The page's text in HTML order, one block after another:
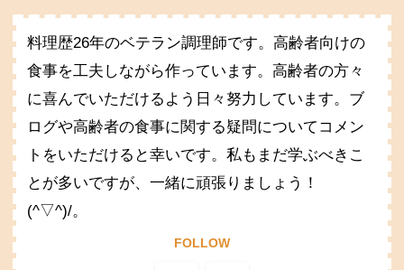
料理歴26年のベテラン調理師です。高齢者向けの
食事を工夫しながら作っています。高齢者の方々
に喜んでいただけるよう日々努力しています。ブ
ログや高齢者の食事に関する疑問についてコメン
トをいただけると幸いです。私もまだ学ぶべきこ
とが多いですが、一緒に頑張りましょう！
(^▽^)/。
FOLLOW